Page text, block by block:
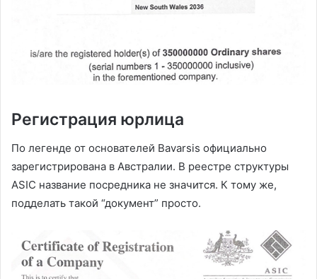
Регистрация юрлица
По легенде от основателей Bavarsis официально
зарегистрирована в Австралии. В реестре структуры
ASIC название посредника не значится. К тому же,
подделать такой “документ” просто.